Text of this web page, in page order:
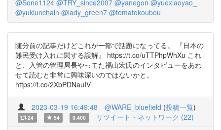
@Sone1124 @TRY_since2007 @yanegon @yuexiaoyao_
@yukiunchain @lady_green7 @tomatokoubou
随分前の記事だけどこれが一部で話題になってる。 『日本の
難民受け入れに関する誤解』 https://t.co/uTTPhpWhXu これ
と、入管の管理局長やってた福山宏氏のインタビューをあわ
せて読むと非常に興味深いのではないかと。
https://t.co/2XbPDNauIV
2023-03-19 16:49:48 @WARE_bluefield (投稿一覧)
24 54 0.400 リツイート・ネットワーク (22)